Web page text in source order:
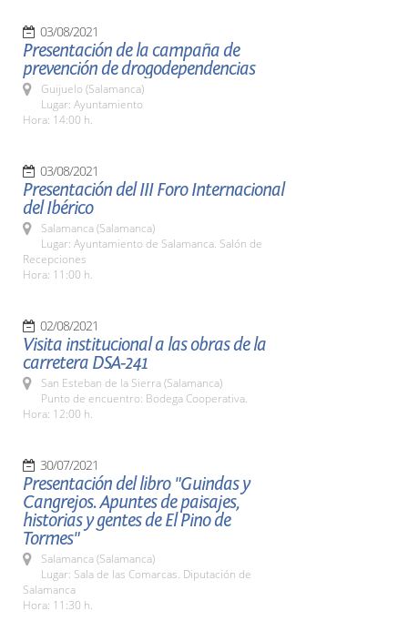
03/08/2021
Presentación de la campaña de
prevención de drogodependencias
Guijuelo (Salamanca)
Lugar: Ayuntamiento
Hora: 14:00 h.
03/08/2021
Presentación del III Foro Internacional
del Ibérico
Salamanca (Salamanca)
Lugar: Ayuntamiento de Salamanca. Salón de
Recepciones
Hora: 11:00 h.
02/08/2021
Visita institucional a las obras de la
carretera DSA-241
San Esteban de la Sierra (Salamanca)
Punto de encuentro: Bodega Cooperativa.
Hora: 12:00 h.
30/07/2021
Presentación del libro "Guindas y
Cangrejos. Apuntes de paisajes,
historias y gentes de El Pino de
Tormes"
Salamanca (Salamanca)
Lugar: Sala de las Comarcas. Diputación de
Salamanca
Hora: 11:30 h.